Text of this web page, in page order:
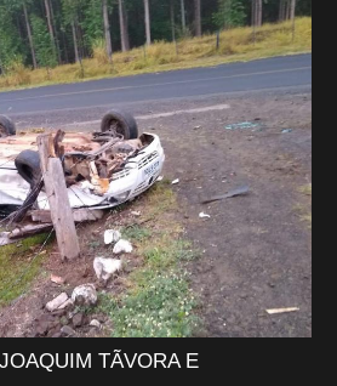
TÃVORA E